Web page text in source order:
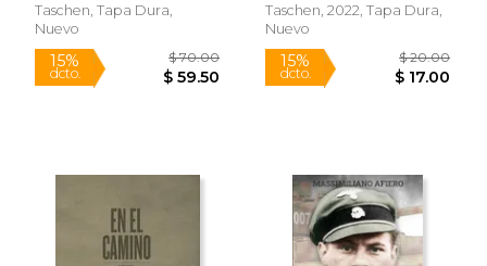
Taschen, Tapa Dura,
Nuevo
Taschen, 2022, Tapa Dura,
Nuevo